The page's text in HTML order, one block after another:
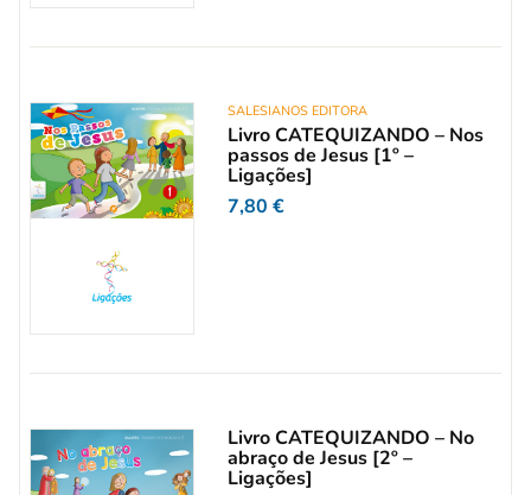
SALESIANOS EDITORA
Livro CATEQUIZANDO – Nos
passos de Jesus [1º –
Ligações]
7,80€
Livro CATEQUIZANDO – No
abraço de Jesus [2º –
Ligações]